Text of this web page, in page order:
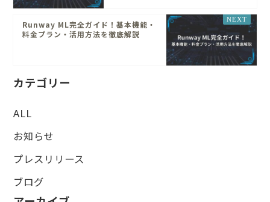
Runway ML完全ガイド！基本機能・
料金プラン・活用方法を徹底解説
カテゴリー
ALL
お知らせ
プレスリリース
ブログ